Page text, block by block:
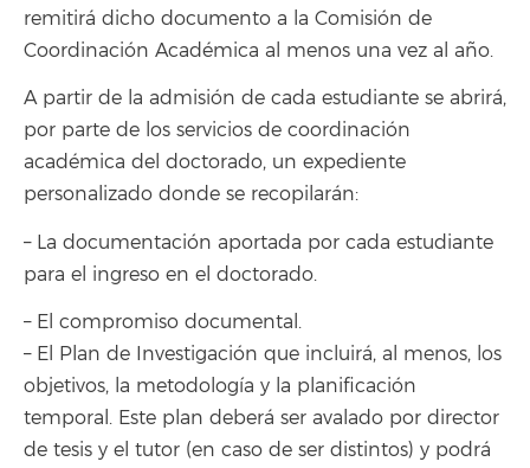
remitirá dicho documento a la Comisión de
Coordinación Académica al menos una vez al año.
A partir de la admisión de cada estudiante se abrirá,
por parte de los servicios de coordinación
académica del doctorado, un expediente
personalizado donde se recopilarán:
– La documentación aportada por cada estudiante
para el ingreso en el doctorado.
– El compromiso documental.
– El Plan de Investigación que incluirá, al menos, los
objetivos, la metodología y la planificación
temporal. Este plan deberá ser avalado por director
de tesis y el tutor (en caso de ser distintos) y podrá